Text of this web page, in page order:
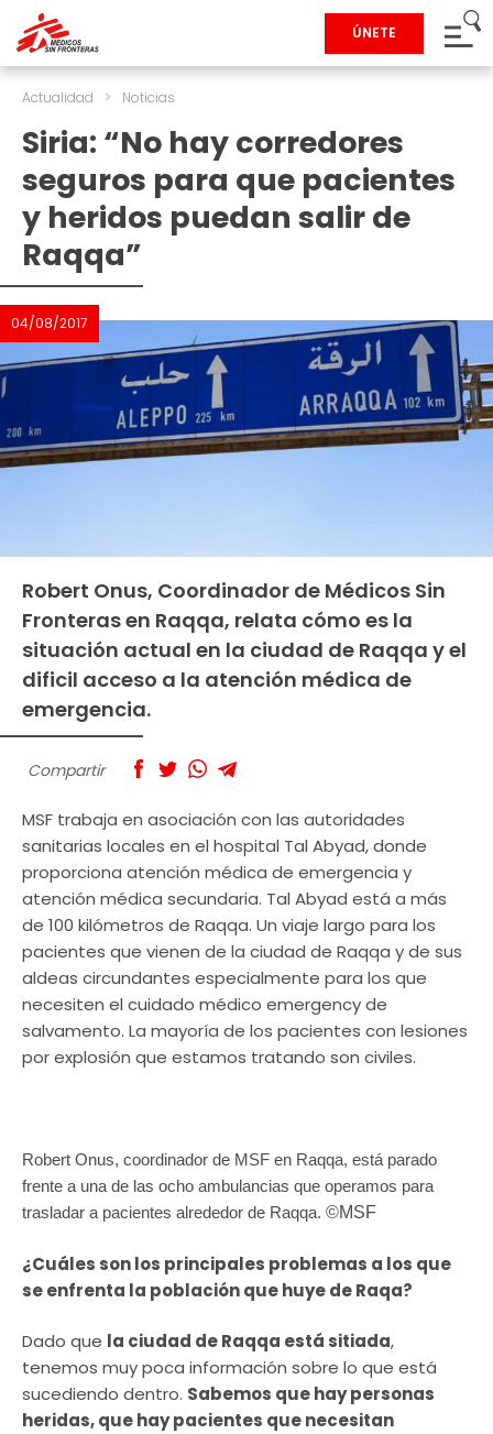
ÚNETE
Actualidad > Noticias
Siria: “No hay corredores
seguros para que pacientes
y heridos puedan salir de
Raqqa”
04/08/2017
Robert Onus, Coordinador de Médicos Sin
Fronteras en Raqqa, relata cómo es la
situación actual en la ciudad de Raqqa y el
dificil acceso a la atención médica de
emergencia.
Compartir
MSF trabaja en asociación con las autoridades
sanitarias locales en el hospital Tal Abyad, donde
proporciona atención médica de emergencia y
atención médica secundaria. Tal Abyad está a más
de 100 kilómetros de Raqqa. Un viaje largo para los
pacientes que vienen de la ciudad de Raqqa y de sus
aldeas circundantes especialmente para los que
necesiten el cuidado médico emergency de
salvamento. La mayoría de los pacientes con lesiones
por explosión que estamos tratando son civiles.
Robert Onus, coordinador de MSF en Raqqa, está parado
frente a una de las ocho ambulancias que operamos para
trasladar a pacientes alrededor de Raqqa. ©MSF
¿Cuáles son los principales problemas a los que
se enfrenta la población que huye de Raqa?
Dado que la ciudad de Raqqa está sitiada,
tenemos muy poca información sobre lo que está
sucediendo dentro. Sabemos que hay personas
heridas, que hay pacientes que necesitan